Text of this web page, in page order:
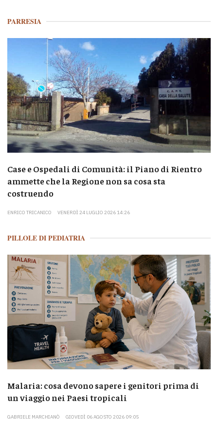
PARRESIA
Case e Ospedali di Comunità: il Piano di Rientro
ammette che la Regione non sa cosa sta
costruendo
ENRICO TRICANICO VENERDÌ 24 LUGLIO 2026 14:26
PILLOLE DI PEDIATRIA
Malaria: cosa devono sapere i genitori prima di
un viaggio nei Paesi tropicali
GABRIELE MARCHIANÒ GIOVEDÌ 06 AGOSTO 2026 09:05